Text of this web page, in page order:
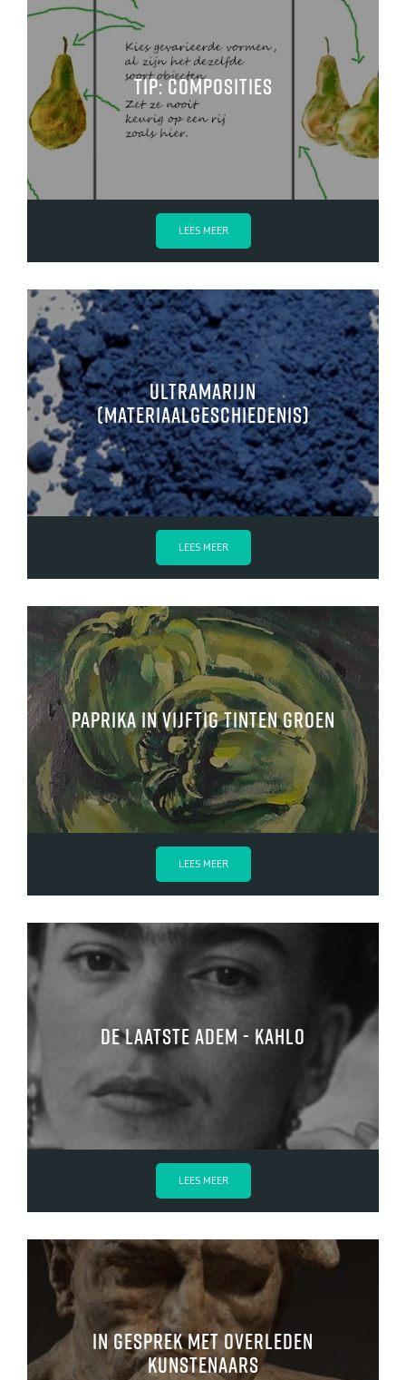
Tip: Composities
LEES MEER
Ultramarijn
(materiaalgeschiedenis)
LEES MEER
paprika in vijftig tinten groen
LEES MEER
de Laatste Adem - kahlo
LEES MEER
In gesprek met overleden
kunstenaars